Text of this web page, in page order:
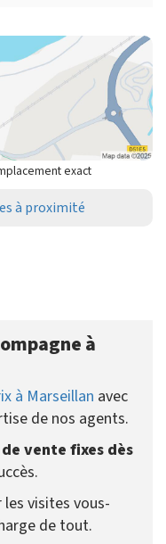
exact
à proximité
à
à Marseillan avec
de nos agents.
vente fixes dès
visites vous-
de tout.